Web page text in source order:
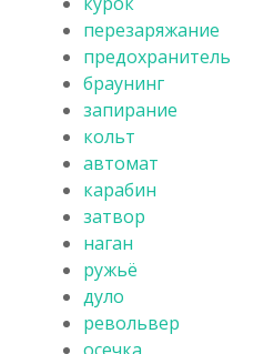
перезаряжание
предохранитель
браунинг
запирание
кольт
автомат
карабин
затвор
наган
ружьё
дуло
револьвер
осечка